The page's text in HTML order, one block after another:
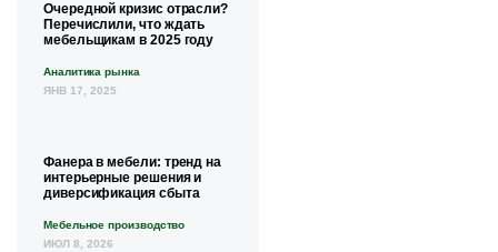
Очередной кризис отрасли?
Перечислили, что ждать
мебельщикам в 2025 году
Аналитика рынка
ЯНВ 17, 2025
Фанера в мебели: тренд на
интерьерные решения и
диверсификация сбыта
Мебельное производство
ИЮЛ 8, 2026